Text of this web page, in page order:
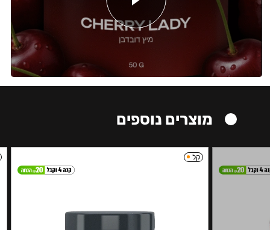
מוצרים נוספים
קל